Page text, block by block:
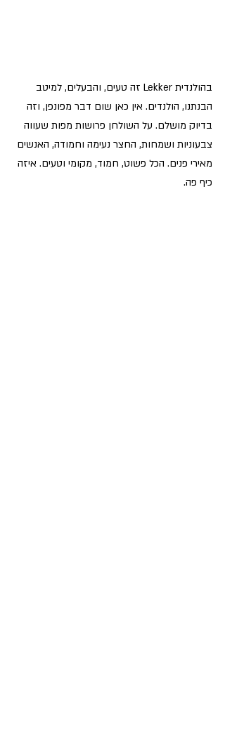
בהולנדית Lekker זה טעים, והבעלים, למיטב
הבנתנו, הולנדים. אין כאן שום דבר מפונפן, וזה
בדיוק מושלם. על השולחן פרושות מפות שעווה
צבעוניות ושמחות, החצר נעימה וחמודה, האנשים
מאירי פנים. הכל פשוט, חמוד, מקומי וטעים. איזה
כיף פה.